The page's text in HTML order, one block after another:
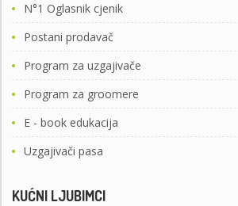
N°1 Oglasnik cjenik
Postani prodavač
Program za uzgajivače
Program za groomere
E - book edukacija
Uzgajivači pasa
KUĆNI LJUBIMCI